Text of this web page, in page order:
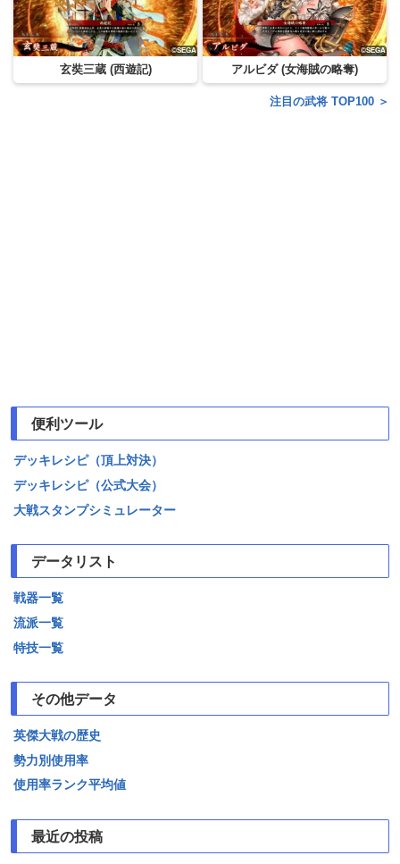
玄奘三蔵 (西遊記) アルビダ (女海賊の略奪)
注目の武将 TOP100 ＞
便利ツール
デッキレシピ（頂上対決）
デッキレシピ（公式大会）
大戦スタンプシミュレーター
データリスト
戦器一覧
流派一覧
特技一覧
その他データ
英傑大戦の歴史
勢力別使用率
使用率ランク平均値
最近の投稿